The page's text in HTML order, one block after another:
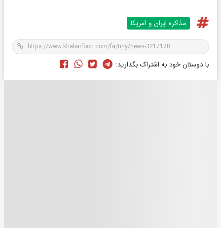
مذاکره ایران و آمریکا
با دوستان خود به اشتراک بگذارید: